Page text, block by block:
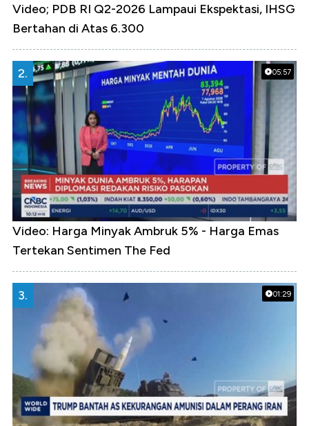
Video; PDB RI Q2-2026 Lampaui Ekspektasi, IHSG
Bertahan di Atas 6.300
05:57
2.
Video: Harga Minyak Ambruk 5% - Harga Emas
Tertekan Sentimen The Fed
01:29
3.